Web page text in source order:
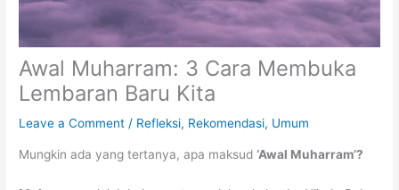
Awal Muharram: 3 Cara Membuka
Lembaran Baru Kita
Leave a Comment / Refleksi, Rekomendasi, Umum
Mungkin ada yang tertanya, apa maksud‘Awal Muharram’?